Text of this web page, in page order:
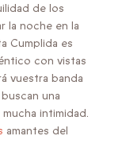
de los
la noche en la
Cumplida es
con vistas
vuestra banda
una
intimidad.
amantes del